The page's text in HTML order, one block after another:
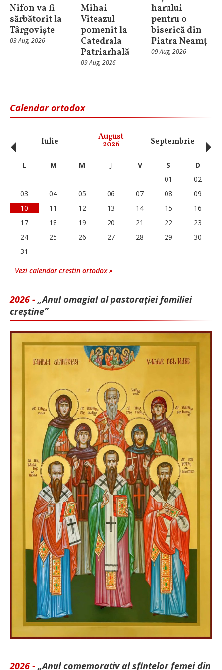
Nifon va fi
sărbătorit la
Târgoviște
03 Aug, 2026
Mihai
Viteazul
pomenit la
Catedrala
Patriarhală
09 Aug, 2026
harului
pentru o
biserică din
Piatra Neamţ
09 Aug, 2026
Calendar ortodox
Iulie August
2026 Septembrie
‹ L M M J V S
D
01
02
03
04 05 06 07 08
09
10
11 12 13 14 15
16
17
18 19 20 21 22
23
24
25 26 27 28 29
30
31
Vezi calendar crestin ortodox »
2026 - „Anul omagial al pastorației familiei
creștine”
2026 - „Anul comemorativ al sfintelor femei din